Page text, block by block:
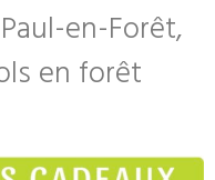
en-Forêt,
en forêt